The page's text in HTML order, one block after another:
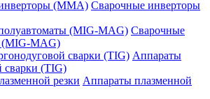
Сварочные инверторы
Сварочные
(MIG-MAG)
Аппараты
сварки (TIG)
Аппараты плазменной